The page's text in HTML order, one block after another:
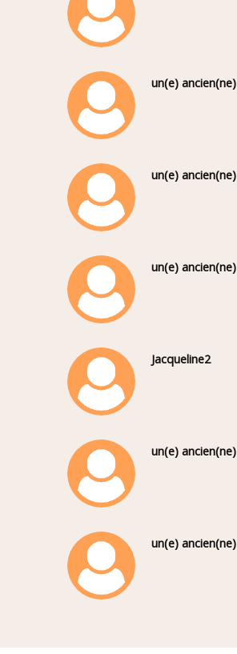
un(e) ancien(ne)
un(e) ancien(ne)
un(e) ancien(ne)
Jacqueline2
un(e) ancien(ne)
un(e) ancien(ne)